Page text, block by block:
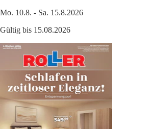
Mo. 10.8. - Sa. 15.8.2026
Gültig bis 15.08.2026